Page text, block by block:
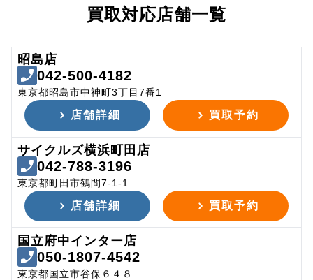
買取対応店舗一覧
昭島店
042-500-4182
東京都昭島市中神町3丁目7番1
店舗詳細 買取予約
サイクルズ横浜町田店
042-788-3196
東京都町田市鶴間7-1-1
店舗詳細 買取予約
国立府中インター店
050-1807-4542
東京都国立市谷保６４８